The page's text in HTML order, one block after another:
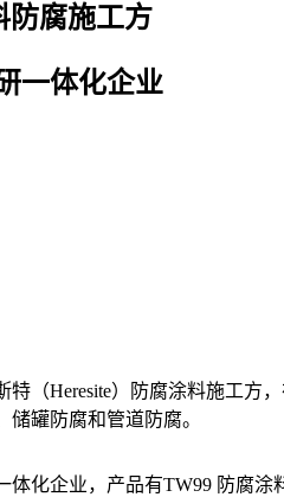
防腐施工方
一体化企业
（Heresite）防腐涂料施工
罐防腐和管道防腐。
化企业，产品有TW99 防腐涂